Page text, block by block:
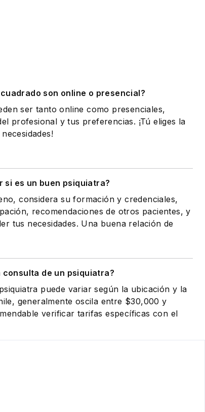
son online o presencial?
ser tanto online como presenciales,
profesional y tus preferencias. ¡Tú eliges la
si es un buen psiquiatra?
considera su formación y credenciales,
recomendaciones de otros pacientes, y
tus necesidades. Una buena relación de
consulta de un psiquiatra?
puede variar según la ubicación y la
generalmente oscila entre $30,000 y
verificar tarifas específicas con el